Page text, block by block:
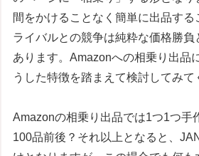
間をかけることなく簡単に出品する
ライバルとの競争は純粋な価格勝負
あります。Amazonへの相乗り出品
うした特徴を踏まえて検討してみて
Amazonの相乗り出品では1つ1つ手
100品前後？それ以上となると、